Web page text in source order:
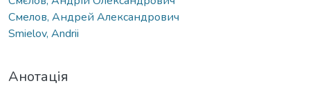
Смелов, Андрей Александрович
Smielov, Andrii
Анотація